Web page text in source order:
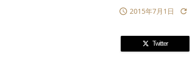
 2015年7月1日 
Twitter